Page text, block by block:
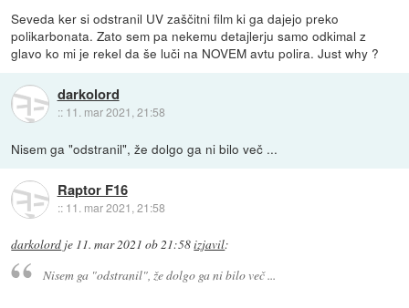
Seveda ker si odstranil UV zaščitni film ki ga dajejo preko
polikarbonata. Zato sem pa nekemu detajlerju samo odkimal z
glavo ko mi je rekel da še luči na NOVEM avtu polira. Just why ?
darkolord
:: 11. mar 2021, 21:58
Nisem ga "odstranil", že dolgo ga ni bilo več ...
Raptor F16
:: 11. mar 2021, 21:58
darkolord je 11. mar 2021 ob 21:58izjavil:
Nisem ga "odstranil", že dolgo ga ni bilo več ...